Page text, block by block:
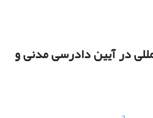
در آیین دادرسی مدنی و